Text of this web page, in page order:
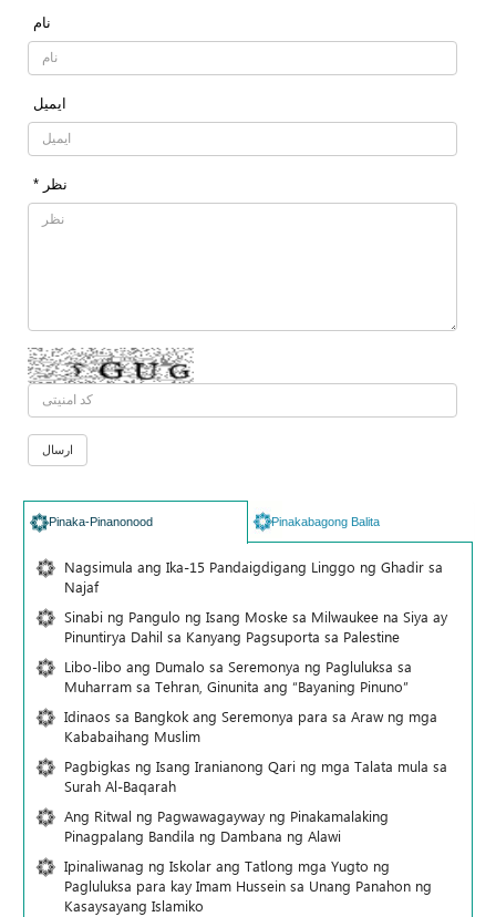
نام
ایمیل
* نظر
Pinaka-Pinanonood Pinakabagong Balita
Nagsimula ang Ika-15 Pandaigdigang Linggo ng Ghadir sa
Najaf
Sinabi ng Pangulo ng Isang Moske sa Milwaukee na Siya ay
Pinuntirya Dahil sa Kanyang Pagsuporta sa Palestine
Libo-libo ang Dumalo sa Seremonya ng Pagluluksa sa
Muharram sa Tehran, Ginunita ang “Bayaning Pinuno”
Idinaos sa Bangkok ang Seremonya para sa Araw ng mga
Kababaihang Muslim
Pagbigkas ng Isang Iranianong Qari ng mga Talata mula sa
Surah Al-Baqarah
Ang Ritwal ng Pagwawagayway ng Pinakamalaking
Pinagpalang Bandila ng Dambana ng Alawi
Ipinaliwanag ng Iskolar ang Tatlong mga Yugto ng
Pagluluksa para kay Imam Hussein sa Unang Panahon ng
Kasaysayang Islamiko